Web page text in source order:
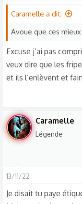
Caramelle a dit:
Avoue que ces
Excuse j’ai pas
veux dire que les
et ils l’enlèvent et
Caramelle
Légende
13/11/22
Je disait tu paye